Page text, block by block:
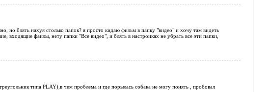
но блять нахуя столько папок? я просто кидаю фильм в папку "видео" и хочу там видеть
входящие фаилы, нету папки "Все видео", и блять в настроиках не убрать все эти папки,
типа PLAY),в чем проблема и где порылась собака не могу понять , пробовал